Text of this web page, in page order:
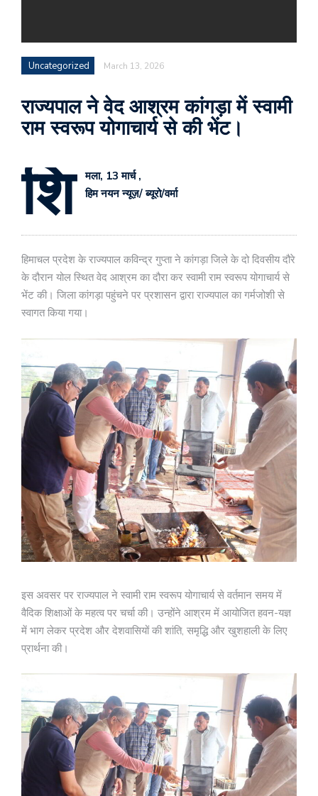
Uncategorized March 13, 2026
राज्यपाल ने वेद आश्रम कांगड़ा में स्वामी
राम स्वरूप योगाचार्य से की भेंट।
शि
मला, 13 मार्च ,
हिम नयन न्यूज़/ ब्यूरो/वर्मा
हिमाचल प्रदेश के राज्यपाल कविन्द्र गुप्ता ने कांगड़ा जिले के दो दिवसीय दौरे
के दौरान योल स्थित वेद आश्रम का दौरा कर स्वामी राम स्वरूप योगाचार्य से
भेंट की। जिला कांगड़ा पहुंचने पर प्रशासन द्वारा राज्यपाल का गर्मजोशी से
स्वागत किया गया।
इस अवसर पर राज्यपाल ने स्वामी राम स्वरूप योगाचार्य से वर्तमान समय में
वैदिक शिक्षाओं के महत्व पर चर्चा की। उन्होंने आश्रम में आयोजित हवन-यज्ञ
में भाग लेकर प्रदेश और देशवासियों की शांति, समृद्धि और खुशहाली के लिए
प्रार्थना की।